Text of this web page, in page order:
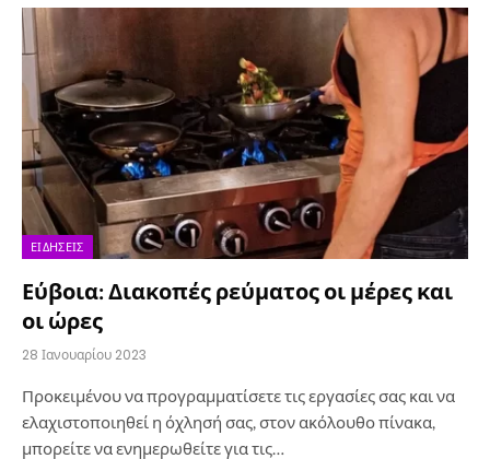
ΕΙΔΉΣΕΙΣ
Εύβοια: Διακοπές ρεύματος οι μέρες και
οι ώρες
28 Ιανουαρίου 2023
Προκειμένου να προγραμματίσετε τις εργασίες σας και να
ελαχιστοποιηθεί η όχλησή σας, στον ακόλουθο πίνακα,
μπορείτε να ενημερωθείτε για τις…